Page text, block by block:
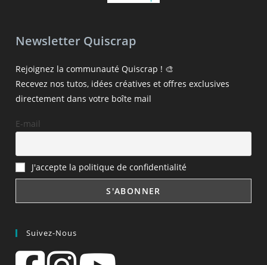
Newsletter Quiscrap
Rejoignez la communauté Quiscrap ! 🎨
Recevez nos tutos, idées créatives et offres exclusives
directement dans votre boîte mail
E-mail
J'accepte la politique de confidentialité
Suivez-Nous